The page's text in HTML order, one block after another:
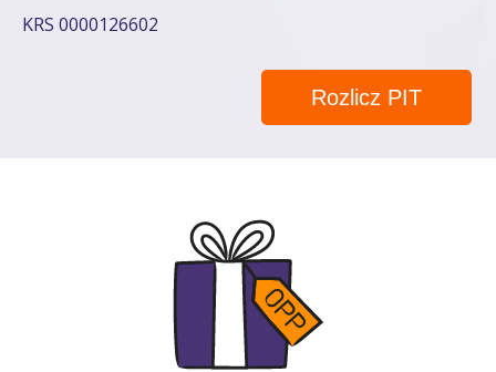
KRS 0000126602
Rozlicz PIT